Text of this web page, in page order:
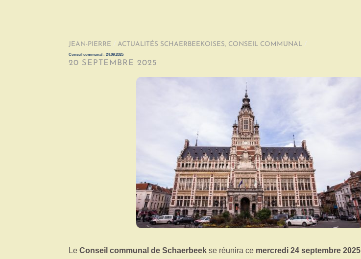
JEAN-PIERRE / ACTUALITÉS SCHAERBEEKOISES, CONSEIL COMMUNAL /
Conseil communal : 24.09.2025
20 SEPTEMBRE 2025
Le Conseil communal de Schaerbeek se réunira ce mercredi 24 septembre 2025